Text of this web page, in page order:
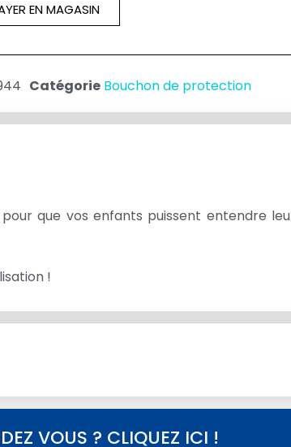
EN MAGASIN
Catégorie Bouchon de protection
que vos enfants puissent entendre
!
VOUS ? CLIQUEZ ICI !